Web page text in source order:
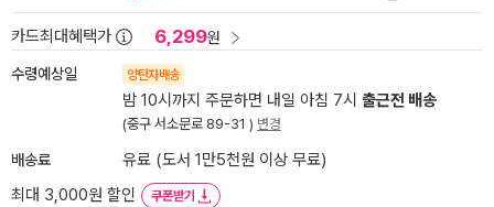
카드최대혜택가 6,299원
수령예상일 양탄자배송
밤 10시까지 주문하면 내일 아침 7시 출근전 배송
(중구 서소문로 89-31 ) 변경
배송료
유료 (도서 1만5천원 이상 무료)
최대 3,000원 할인
쿠폰받기